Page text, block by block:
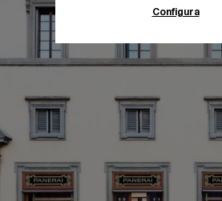
Configura